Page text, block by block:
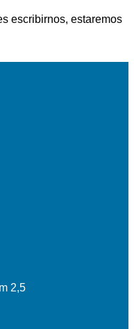
escribirnos, estaremos
2,5